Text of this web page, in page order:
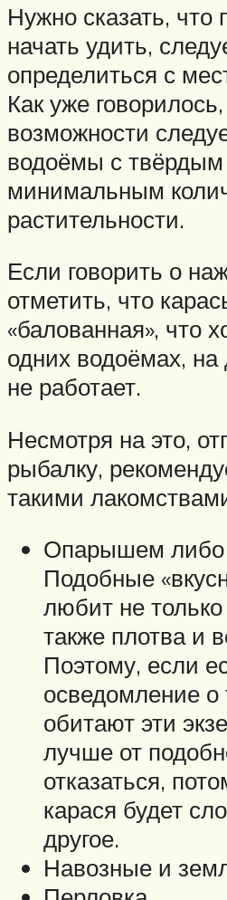
Нужно сказать, что
начать удить,
определиться с
Как уже
возможности
водоёмы с
минимальным
растительности.
Если говорить о
отметить, что
«балованная», что
одних водоёмах,
не работает.
Несмотря на это,
рыбалку,
такими
Опарышем
Подобные
любит не
также плотва и
Поэтому, если
осведомление о
обитают эти
лучше от
отказаться,
карася будет
другое.
Навозные и